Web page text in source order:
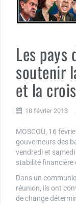
Les pays
soutenir
et la
18 février 2013
MOSCOU, 16
gouverneurs des
vendredi et
stabilité financière
Dans un
réunion, ils ont
de change